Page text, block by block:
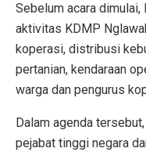
Sebelum acara
aktivitas KDMP
koperasi, distribusi
pertanian, kendaraan
warga dan pengurus
Dalam agenda
pejabat tinggi negara